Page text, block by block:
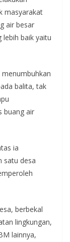
masyarakat
air besar
lebih baik yaitu
balita, tak
buang air
ia
satu desa
berbekal
lingkungan,
lainnya,